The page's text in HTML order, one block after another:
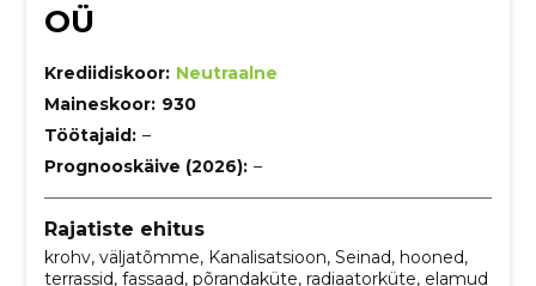
OÜ
Krediidiskoor: Neutraalne
Maineskoor: 930
Töötajaid: –
Prognooskäive (2026): –
Rajatiste ehitus
krohv, väljatõmme, Kanalisatsioon, Seinad, hooned,
terrassid, fassaad, põrandaküte, radiaatorküte, elamud